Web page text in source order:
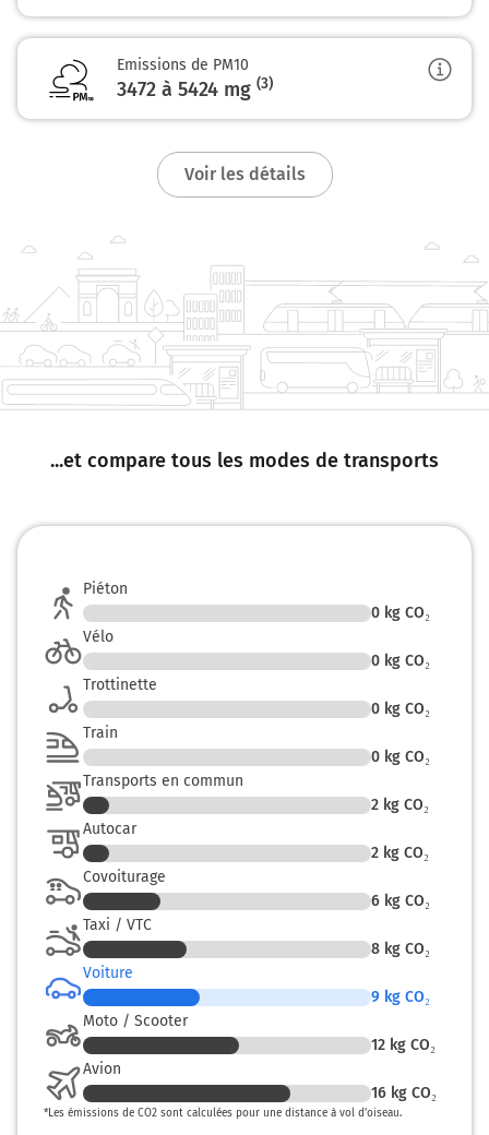
Emissions de PM10
3472 à 5424 mg (3)
Voir les détails
...et compare tous les modes de transports
Piéton
0 kg CO₂
Vélo
0 kg CO₂
Trottinette
0 kg CO₂
Train
0 kg CO₂
Transports en commun
2 kg CO₂
Autocar
2 kg CO₂
Covoiturage
6 kg CO₂
Taxi / VTC
8 kg CO₂
Voiture
9 kg CO₂
Moto / Scooter
12 kg CO₂
Avion
16 kg CO₂
*Les émissions de CO2 sont calculées pour une distance à vol d’oiseau.